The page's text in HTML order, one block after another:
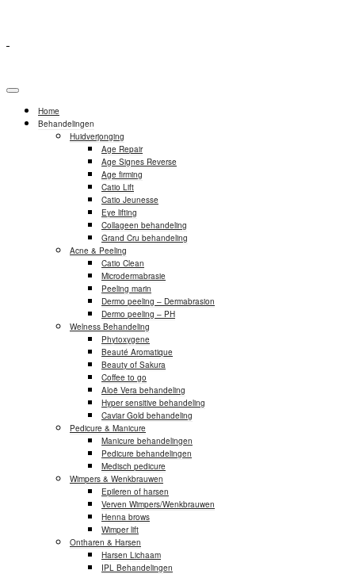
Home
Behandelingen
Huidverjonging
Age Repair
Age Signes Reverse
Age firming
Catio Lift
Catio Jeunesse
Eye lifting
Collageen behandeling
Grand Cru behandeling
Acne & Peeling
Catio Clean
Microdermabrasie
Peeling marin
Dermo peeling – Dermabrasion
Dermo peeling – PH
Welness Behandeling
Phytoxygene
Beauté Aromatique
Beauty of Sakura
Coffee to go
Aloë Vera behandeling
Hyper sensitive behandeling
Caviar Gold behandeling
Pedicure & Manicure
Manicure behandelingen
Pedicure behandelingen
Medisch pedicure
Wimpers & Wenkbrauwen
Epileren of harsen
Verven Wimpers/Wenkbrauwen
Henna brows
Wimper lift
Ontharen & Harsen
Harsen Lichaam
IPL Behandelingen